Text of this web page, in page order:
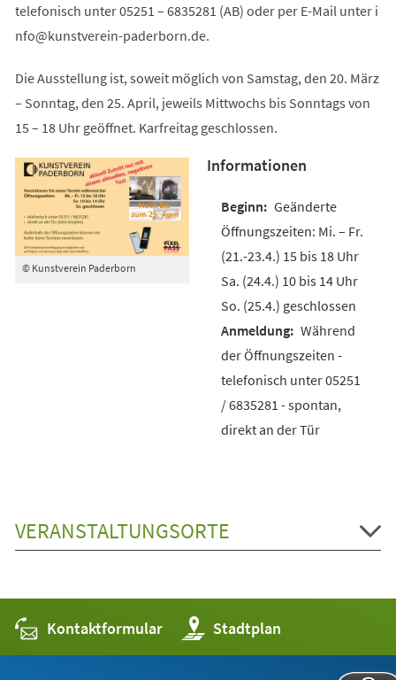
telefonisch unter 05251 – 6835281 (AB) oder per E-Mail unter i
nfo
kunstverein-paderborn de.
Die Ausstellung ist, soweit möglich von Samstag, den 20. März
– Sonntag, den 25. April, jeweils Mittwochs bis Sonntags von
15 – 18 Uhr geöffnet. Karfreitag geschlossen.
© Kunstverein Paderborn
Informationen
Geänderte
Öffnungszeiten: Mi. – Fr.
(21.-23.4.) 15 bis 18 Uhr
Sa. (24.4.) 10 bis 14 Uhr
So. (25.4.) geschlossen
Während
der Öffnungszeiten -
telefonisch unter 05251
/ 6835281 - spontan,
direkt an der Tür
VERANSTALTUNGSORTE
Kontaktformular Stadtplan
(Öffnet
in
einem